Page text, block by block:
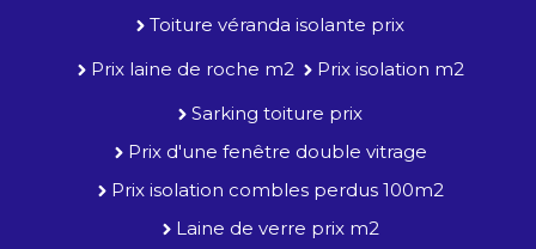
Toiture véranda isolante prix
Prix laine de roche m2
Prix isolation m2
Sarking toiture prix
Prix d'une fenêtre double vitrage
Prix isolation combles perdus 100m2
Laine de verre prix m2